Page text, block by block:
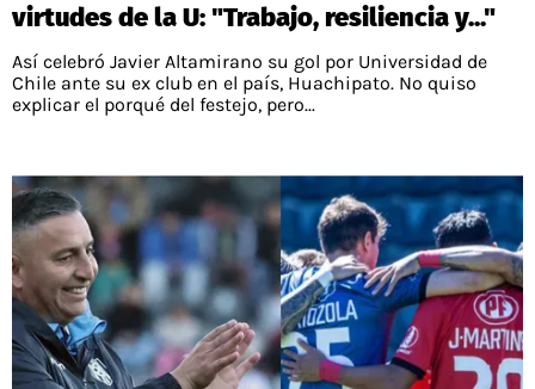
virtudes de la U: "Trabajo, resiliencia y..."
Así celebró Javier Altamirano su gol por Universidad de
Chile ante su ex club en el país, Huachipato. No quiso
explicar el porqué del festejo, pero...